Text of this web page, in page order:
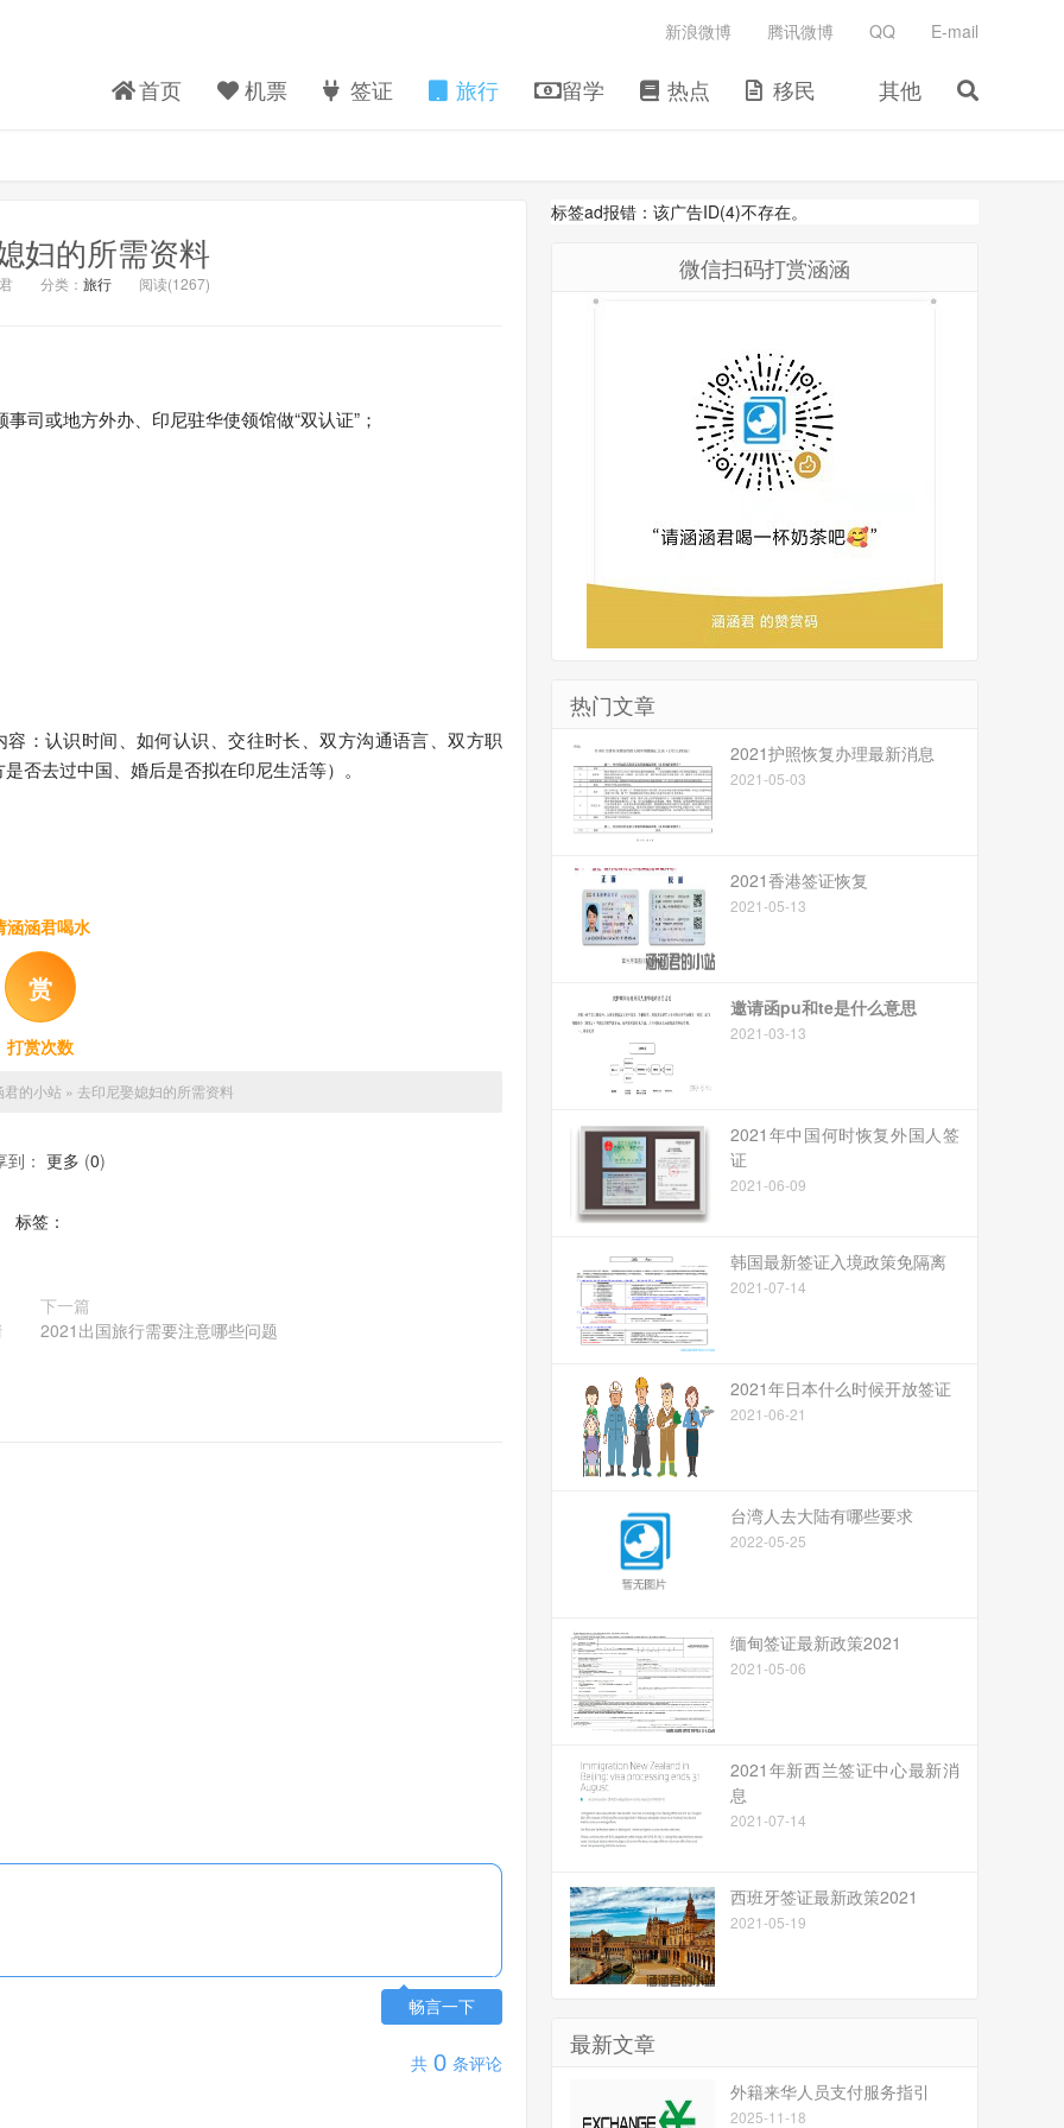
首页 机票 签证 旅行 留学 热点 移民 其他
新浪微博 腾讯微博 QQ E-mail
妇的所需资料
分类： 旅行 阅读(1267)
司或地方外办、印尼驻华使领馆做“双认证”；
：认识时间、如何认识、交往时长、双方沟通语言、双方职
否去过中国、婚后是否拟在印尼生活等）。
涵涵君喝水
赏
打赏次数
君的小站» 去印尼娶媳妇的所需资料
到： 更多 (0)
标签：
下一篇
2021出国旅行需要注意哪些问题
畅言一下
共 0 条评论
标签ad报错：该广告ID(4)不存在。
微信扫码打赏涵涵
热门文章
2021护照恢复办理最新消息
2021-05-03
2021香港签证恢复
2021-05-13
邀请函pu和te是什么意思
2021-03-13
2021年中国何时恢复外国人签
证
2021-06-09
韩国最新签证入境政策免隔离
2021-07-14
2021年日本什么时候开放签证
2021-06-21
台湾人去大陆有哪些要求
2022-05-25
缅甸签证最新政策2021
2021-05-06
2021年新西兰签证中心最新消
息
2021-07-14
西班牙签证最新政策2021
2021-05-19
最新文章
​外籍来华人员支付服务指引
2025-11-18